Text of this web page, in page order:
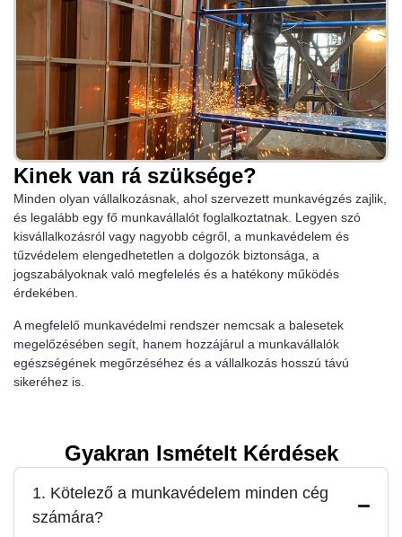
Kinek van rá szüksége?
Minden olyan vállalkozásnak, ahol szervezett munkavégzés zajlik,
és legalább egy fő munkavállalót foglalkoztatnak. Legyen szó
kisvállalkozásról vagy nagyobb cégről, a munkavédelem és
tűzvédelem elengedhetetlen a dolgozók biztonsága, a
jogszabályoknak való megfelelés és a hatékony működés
érdekében.
A megfelelő munkavédelmi rendszer nemcsak a balesetek
megelőzésében segít, hanem hozzájárul a munkavállalók
egészségének megőrzéséhez és a vállalkozás hosszú távú
sikeréhez is.
Gyakran Ismételt Kérdések
1. Kötelező a munkavédelem minden cég
számára?